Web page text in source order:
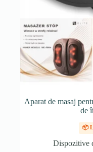
Aparat de masaj
de
📦
Dispozitive